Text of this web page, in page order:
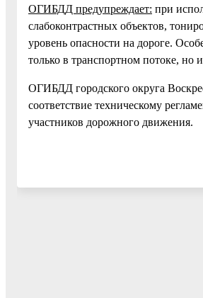
ОГИБДД предупреждает: при
слабоконтрастных объектов,
уровень опасности на дороге.
только в транспортном потоке, но
ОГИБДД городского округа
соответствие техническому
участников дорожного движения.